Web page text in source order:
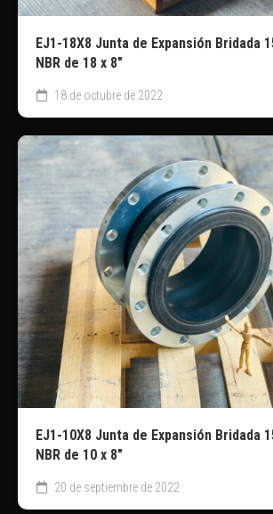
EJ1-18X8 Junta de Expansión Bridada
NBR de 18 x 8″
18 de octubre de 2022
EJ1-10X8 Junta de Expansión Bridada
NBR de 10 x 8″
20 de septiembre de 2022